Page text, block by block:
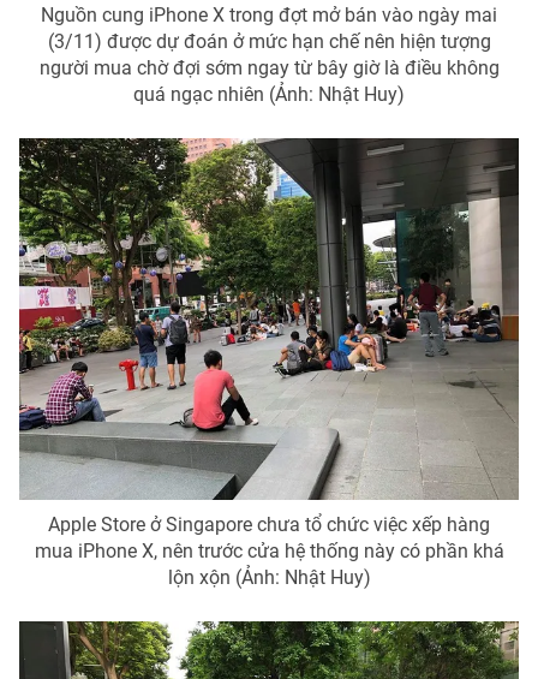
Ðiện thoại Thời báo VTV:024.66 897 897
Email:toasoan@vtv.vn
Liên hệ quảng cáo: 024-7300.7108
® Cấm sao chép dưới mọi hình thức nếu không có sự chấp
thuận bằng văn bản. Ghi rõ nguồn VTV.vn khi phát hành lại
thông tin từ website này.
Nguồn cung iPhone X trong đợt mở bán vào ngày mai
(3/11) được dự đoán ở mức hạn chế nên hiện tượng
người mua chờ đợi sớm ngay từ bây giờ là điều không
quá ngạc nhiên (Ảnh: Nhật Huy)
Apple Store ở Singapore chưa tổ chức việc xếp hàng
mua iPhone X, nên trước cửa hệ thống này có phần khá
lộn xộn (Ảnh: Nhật Huy)